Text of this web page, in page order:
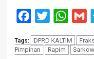
Facebook
Twitter
Tags: DPRD KALTIM
Pimpinan
Rapim